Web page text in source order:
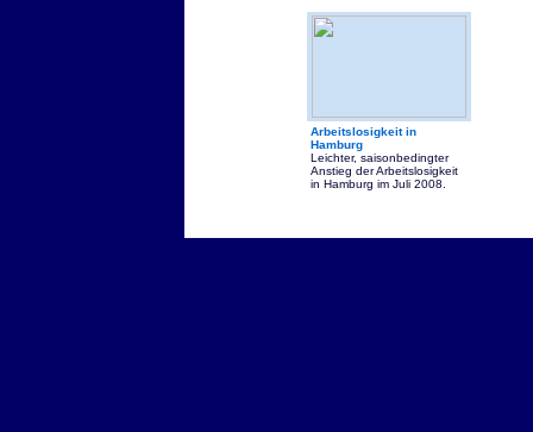
Arbeitslosigkeit in
Hamburg
Leichter, saisonbedingter
Anstieg der Arbeitslosigkeit
in Hamburg im Juli 2008.